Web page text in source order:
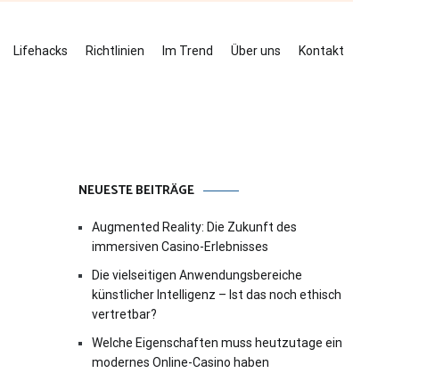
Lifehacks Richtlinien Im Trend Über uns Kontakt
NEUESTE BEITRÄGE
Augmented Reality: Die Zukunft des
immersiven Casino-Erlebnisses
Die vielseitigen Anwendungsbereiche
künstlicher Intelligenz – Ist das noch ethisch
vertretbar?
Welche Eigenschaften muss heutzutage ein
modernes Online-Casino haben